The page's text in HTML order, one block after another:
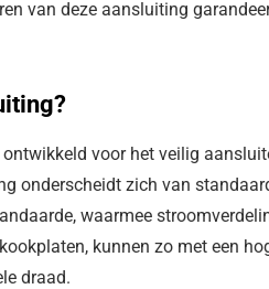
van deze aansluiting
voor het veilig
onderscheidt zich van
waarmee
kunnen zo met een
draad.